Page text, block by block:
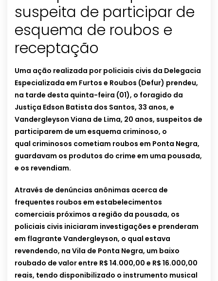
suspeita de participar de
esquema de roubos e
receptação
Uma ação realizada por policiais civis da Delegacia
Especializada em Furtos e Roubos (Defur) prendeu,
na tarde desta quinta-feira (01), o foragido da
Justiça Edson Batista dos Santos, 33 anos, e
Vandergleyson Viana de Lima, 20 anos, suspeitos de
participarem de um esquema criminoso, o
qual criminosos cometiam roubos em Ponta Negra,
guardavam os produtos do crime em uma pousada,
e os revendiam.
Através de denúncias anônimas acerca de
frequentes roubos em estabelecimentos
comerciais próximos a região da pousada, os
policiais civis iniciaram investigações e prenderam
em flagrante Vandergleyson, o qual estava
revendendo, na Vila de Ponta Negra, um baixo
roubado de valor entre R$ 14.000,00 e R$ 16.000,00
reais, tendo disponibilizado o instrumento musical